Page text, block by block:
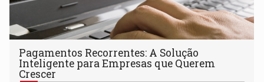
Pagamentos Recorrentes: A Solução
Inteligente para Empresas que Querem
Crescer